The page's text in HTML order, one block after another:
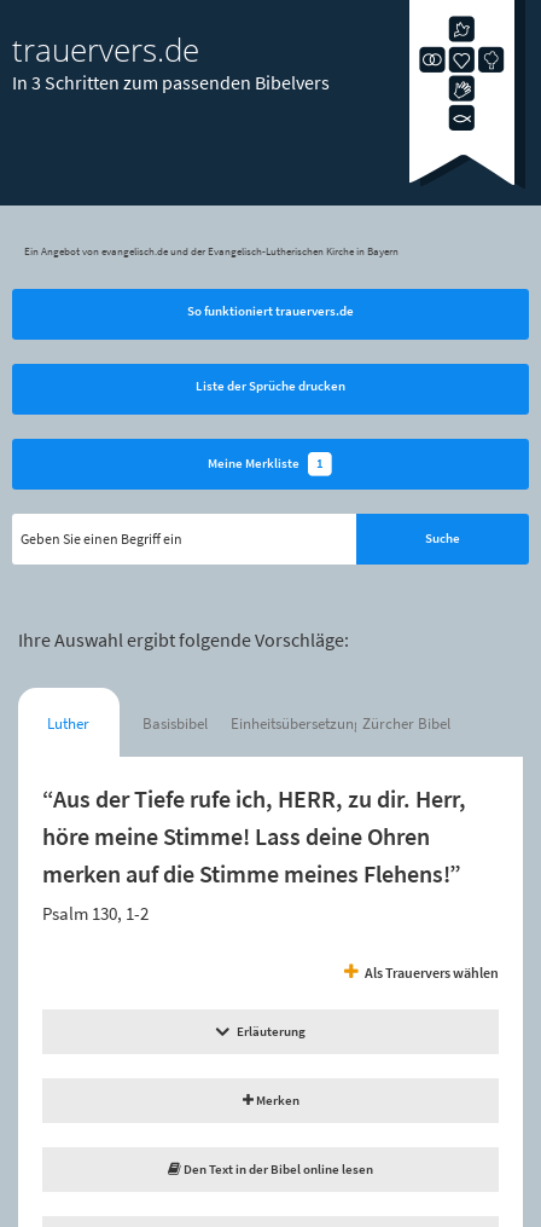
trauervers.de
In 3 Schritten zum passenden Bibelvers
Ein Angebot von evangelisch.de und der Evangelisch-Lutherischen Kirche in Bayern
So funktioniert trauervers.de
Liste der Sprüche drucken
Meine Merkliste 1
Ihre Auswahl ergibt folgende Vorschläge:
Luther Basisbibel Einheitsübersetzung Zürcher Bibel
“Aus der Tiefe rufe ich, HERR, zu dir. Herr,
höre meine Stimme! Lass deine Ohren
merken auf die Stimme meines Flehens!”
Psalm 130, 1-2
Als Trauervers wählen
Erläuterung
Merken
Den Text in der Bibel online lesen